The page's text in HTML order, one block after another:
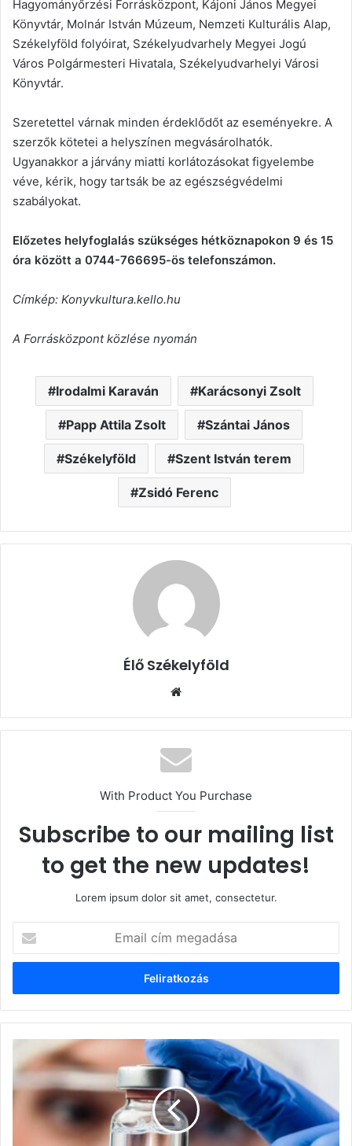
Hagyományőrzési Forrásközpont, Kájoni János Megyei
Könyvtár, Molnár István Múzeum, Nemzeti Kulturális Alap,
Székelyföld folyóirat, Székelyudvarhely Megyei Jogú
Város Polgármesteri Hivatala, Székelyudvarhelyi Városi
Könyvtár.
Szeretettel várnak minden érdeklődőt az eseményekre. A
szerzők kötetei a helyszínen megvásárolhatók.
Ugyanakkor a járvány miatti korlátozásokat figyelembe
véve, kérik, hogy tartsák be az egészségvédelmi
szabályokat.
Előzetes helyfoglalás szükséges hétköznapokon 9 és 15
óra között a 0744-766695-ös telefonszámon.
Címkép: Konyvkultura.kello.hu
A Forrásközpont közlése nyomán
Irodalmi Karaván Karácsonyi Zsolt
Papp Attila Zsolt Szántai János
Székelyföld Szent István terem
Zsidó Ferenc
Élő Székelyföld
With Product You Purchase
Subscribe to our mailing list
to get the new updates!
Lorem ipsum dolor sit amet, consectetur.
cím
megadása
Egymillió
eset